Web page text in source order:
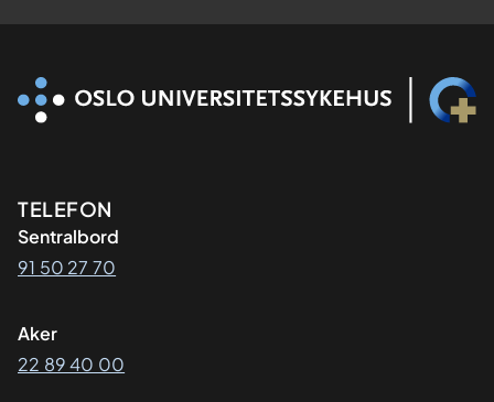
Kontaktinformasjon
TELEFON
Sentralbord
91 50 27 70
Aker
22 89 40 00